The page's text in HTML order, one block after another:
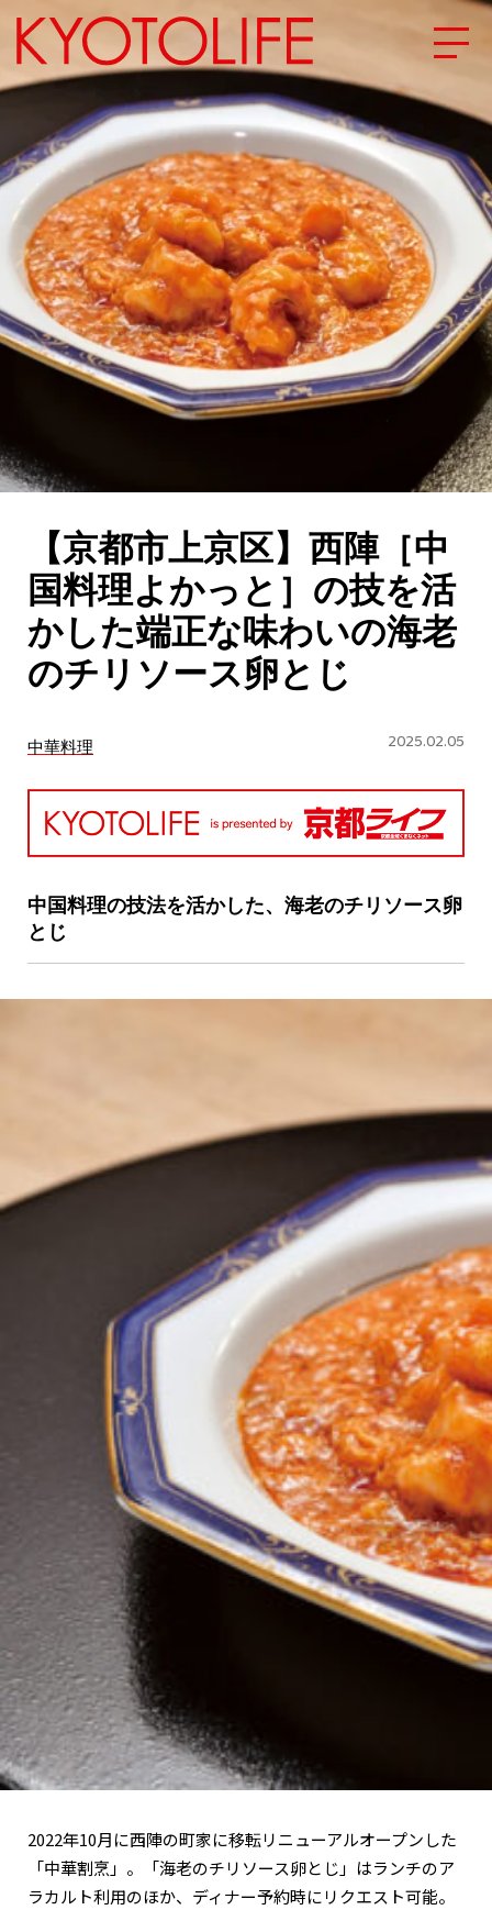
エリアから探す
地図から探す
カテゴリーから探す
SPECIAL
NEW OPEN
CULTURE
ABOUT US
Instagram
チケットプレゼント応募
MAIN MENU
SERIES
今月の京みやげ
すべて
関西で開催。
おすすめの展覧会
おすすめの映画
誠光社で選びました。
おすすめの本
紹介します。
おすすめのイベント
【京都市上京区】西陣［中
国料理よかっと］の技を活
かした端正な味わいの海老
のチリソース卵とじ
中華料理 2025.02.05
中国料理の技法を活かした、海老のチリソース卵
とじ
2022年10月に西陣の町家に移転リニューアルオープンした
「中華割烹」。「海老のチリソース卵とじ」はランチのア
ラカルト利用のほか、ディナー予約時にリクエスト可能。